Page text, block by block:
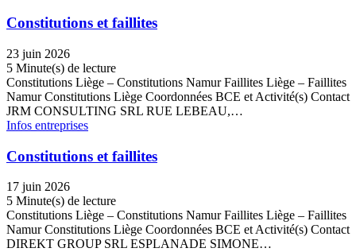
Constitutions et faillites
23 juin 2026
5 Minute(s) de lecture
Constitutions Liège – Constitutions Namur Faillites Liège – Faillites
Namur Constitutions Liège Coordonnées BCE et Activité(s) Contact
JRM CONSULTING SRL RUE LEBEAU,…
Infos entreprises
Constitutions et faillites
17 juin 2026
5 Minute(s) de lecture
Constitutions Liège – Constitutions Namur Faillites Liège – Faillites
Namur Constitutions Liège Coordonnées BCE et Activité(s) Contact
DIREKT GROUP SRL ESPLANADE SIMONE…